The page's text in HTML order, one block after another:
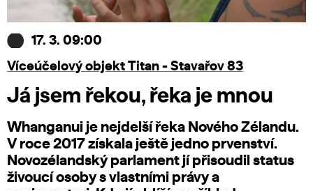
17. 3. 09:00
Víceúčelový objekt Titan - Stavařov 83
Já jsem řekou, řeka je mnou
Whanganui je nejdelší řeka Nového Zélandu.
V roce 2017 získala ještě jedno prvenství.
Novozélandský parlament jí přisoudil status
živoucí osoby s vlastními právy a